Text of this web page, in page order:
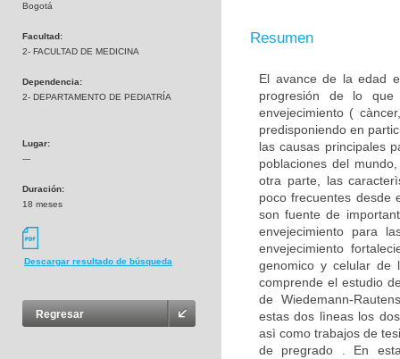
Bogotá
Facultad:
2- FACULTAD DE MEDICINA
Dependencia:
2- DEPARTAMENTO DE PEDIATRÍA
Lugar:
---
Duración:
18 meses
Descargar resultado de búsqueda
Regresar
Resumen
El avance de la edad
progresión de lo que
envejecimiento (
predisponiendo en
las causas principales
poblaciones del
otra parte, las
poco frecuentes desde
son fuente de
envejecimiento para
envejecimiento
genomico y celular de
comprende el estudio
de Wiedemann-
estas dos lìneas los
asì como trabajos de
de pregrado . En